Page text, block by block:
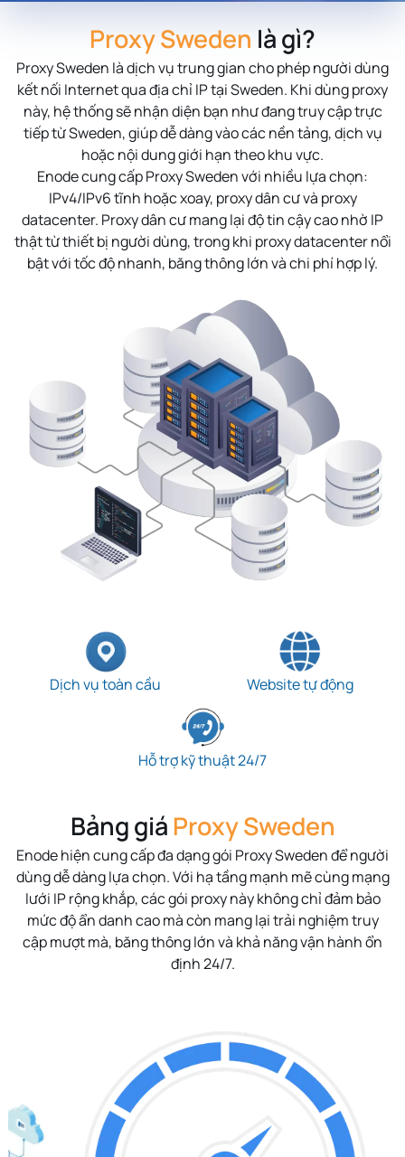
Proxy Sweden là gì?
Proxy Sweden là dịch vụ trung gian cho phép người dùng
kết nối Internet qua địa chỉ IP tại Sweden. Khi dùng proxy
này, hệ thống sẽ nhận diện bạn như đang truy cập trực
tiếp từ Sweden, giúp dễ dàng vào các nền tảng, dịch vụ
hoặc nội dung giới hạn theo khu vực.
Enode cung cấp Proxy Sweden với nhiều lựa chọn:
IPv4/IPv6 tĩnh hoặc xoay, proxy dân cư và proxy
datacenter. Proxy dân cư mang lại độ tin cậy cao nhờ IP
thật từ thiết bị người dùng, trong khi proxy datacenter nổi
bật với tốc độ nhanh, băng thông lớn và chi phí hợp lý.
Dịch vụ toàn cầu Website tự động
Hỗ trợ kỹ thuật 24/7
Bảng giá Proxy Sweden
Enode hiện cung cấp đa dạng gói Proxy Swedenđể người
dùng dễ dàng lựa chọn. Với hạ tầng mạnh mẽ cùng mạng
lưới IP rộng khắp, các gói proxy này không chỉ đảm bảo
mức độ ẩn danh cao mà còn mang lại trải nghiệm truy
cập mượt mà, băng thông lớn và khả năng vận hành ổn
định 24/7.